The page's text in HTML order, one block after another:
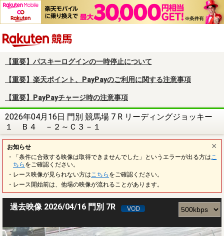
【重要】パスキーログインの一時停止について
【重要】楽天ポイント、PayPayのご利用に関する注意事項
【重要】PayPayチャージ時の注意事項
2026年04月16日 門別 競馬場 7 R リーディングジョッキー
１ Ｂ４ －２～Ｃ３－１
お知らせ
・「条件に合致する映像は取得できませんでした」というエラーが出る方は こ
ちら をご確認ください。
・レース映像が見られない方は こちら をご確認ください。
・レース開始前は、他場の映像が流れることがあります。
過去映像 2026/04/16 門別 7R